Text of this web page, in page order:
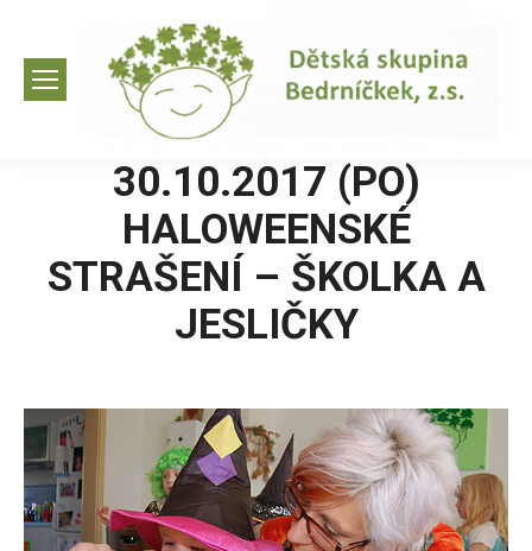
30.10.2017 (PO)
HALOWEENSKÉ
STRAŠENÍ – ŠKOLKA A
JESLIČKY